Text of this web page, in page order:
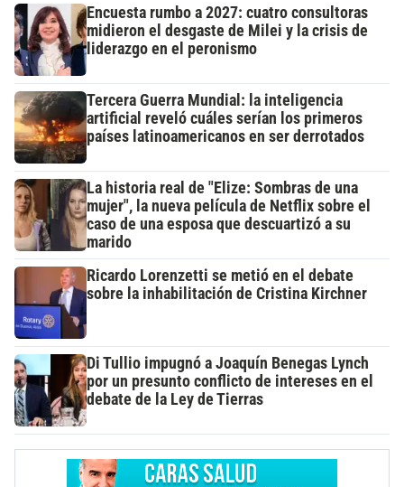
Encuesta rumbo a 2027: cuatro consultoras
midieron el desgaste de Milei y la crisis de
liderazgo en el peronismo
Tercera Guerra Mundial: la inteligencia
artificial reveló cuáles serían los primeros
países latinoamericanos en ser derrotados
La historia real de "Elize: Sombras de una
mujer", la nueva película de Netflix sobre el
caso de una esposa que descuartizó a su
marido
Ricardo Lorenzetti se metió en el debate
sobre la inhabilitación de Cristina Kirchner
Di Tullio impugnó a Joaquín Benegas Lynch
por un presunto conflicto de intereses en el
debate de la Ley de Tierras